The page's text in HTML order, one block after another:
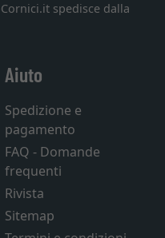
spedisce dalla
Aiuto
Spedizione e
pagamento
FAQ - Domande
frequenti
Rivista
Sitemap